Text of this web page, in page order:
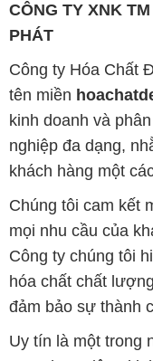
CÔNG TY XNK
PHÁT
Công ty Hóa Chất
tên miền
kinh doanh và
nghiệp đa dạng,
khách hàng một
Chúng tôi cam kết
mọi nhu cầu của
Công ty chúng tôi
hóa chất chất
đảm bảo sự thành
Uy tín là một trong